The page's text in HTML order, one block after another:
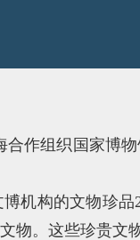
作组织国家博
机构的文物珍
物。这些珍贵文